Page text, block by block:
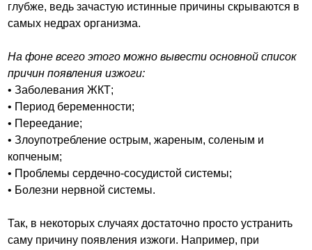
глубже, ведь зачастую истинные причины скрываются в
самых недрах организма.
На фоне всего этого можно вывести основной список
причин появления изжоги:
• Заболевания ЖКТ;
• Период беременности;
• Переедание;
• Злоупотребление острым, жареным, соленым и
копченым;
• Проблемы сердечно-сосудистой системы;
• Болезни нервной системы.
Так, в некоторых случаях достаточно просто устранить
саму причину появления изжоги. Например, при